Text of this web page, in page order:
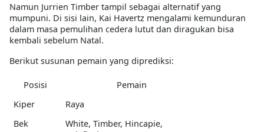
Namun Jurrien Timber tampil sebagai alternatif yang
mumpuni. Di sisi lain, Kai Havertz mengalami kemunduran
dalam masa pemulihan cedera lutut dan diragukan bisa
kembali sebelum Natal.
Berikut susunan pemain yang diprediksi:
Posisi
Pemain
Kiper
Raya
Bek
White, Timber, Hincapie,